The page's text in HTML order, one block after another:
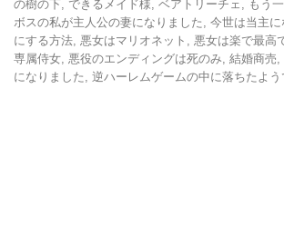
の樹の下, できるメイド様, ベアトリーチェ , もう
ボスの私が主人公の妻になりました , 今世は当主に
にする方法, 悪女はマリオネット , 悪女は楽で最高
専属侍女, 悪役のエンディングは死のみ, 結婚商売,
になりました , 逆ハーレムゲームの中に落ちたよう